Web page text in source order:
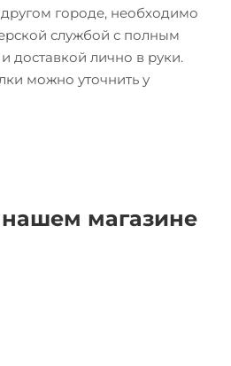
городе, необходимо
службой с полным
доставкой лично в руки.
можно уточнить у
магазине